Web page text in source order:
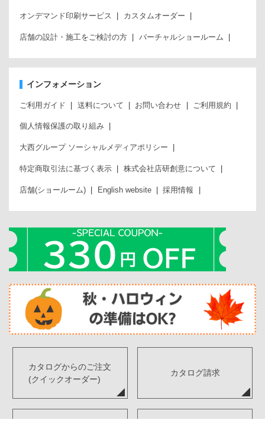
オンデマンド印刷サービス カスタムオーダー
店舗の設計・施工をご検討の方 バーチャルショールーム
インフォメーション
ご利用ガイド 送料について お問い合わせ ご利用規約
個人情報保護の取り組み
大西グループ ソーシャルメディアポリシー
特定商取引法に基づく表示 株式会社店研創意について
店舗(ショールーム) English website 採用情報
カタログからのご注文
(クイックオーダー)
カタログ請求